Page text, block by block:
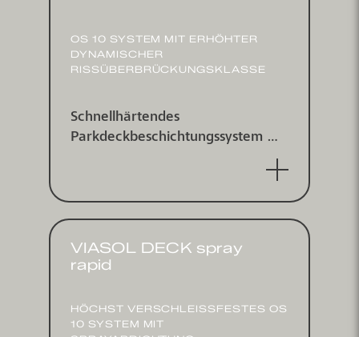
OS 10 SYSTEM MIT ERHÖHTER
DYNAMISCHER
RISSÜBERBRÜCKUNGSKLASSE
Schnellhärtendes
Parkdeckbeschichtungs­system mit
dynamischer Rissüber­brückungs­
Park­häuser. Entspricht RILI SIB
2001 Klasse OS 10 und DIN 18532
VIASOL DECK spray
rapid
HÖCHST VERSCHLEISSFESTES OS 1
0 SYSTEM MIT S